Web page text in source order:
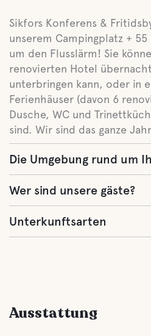
Sikfors Konferens &
unserem Campingplatz +
um den Flusslärm! Sie
renovierten Hotel
unterbringen kann, oder in
Ferienhäuser (davon 6
Dusche, WC und
sind. Wir sind das ganze
Die Umgebung rund um
Wer sind unsere gäste?
Unterkunftsarten
Ausstattung